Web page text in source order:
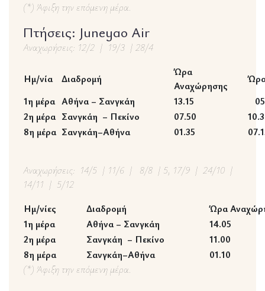
(*) Άφιξη την επόμενη μέρα.
Πτήσεις: Juneyao Air
Αναχωρήσεις: 12/2 | 19/3 | 28/4
Ημ/νία Διαδρομή
Ώρα
Αναχώρησης
1η μέρα Αθήνα – Σανγκάη 13.15
2η μέρα Σανγκάη – Πεκίνο 07.50
8η μέρα Σανγκάη–Αθήνα 01.35
Αναχωρήσεις: 14/5 | 11/6 | 8/8 | 5, 17/9 | 24/10 |
14/11 | 5/12
Ημ/νίες
Διαδρομή
Ώρα
1η μέρα
Αθήνα – Σανγκάη
14.05
2η μέρα
Σανγκάη – Πεκίνο
11.00
8η μέρα
Σανγκάη–Αθήνα
01.10
(*) Άφιξη την επόμενη μέρα.